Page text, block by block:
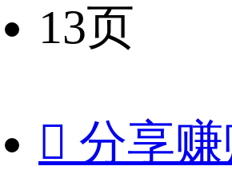
13页
 分享